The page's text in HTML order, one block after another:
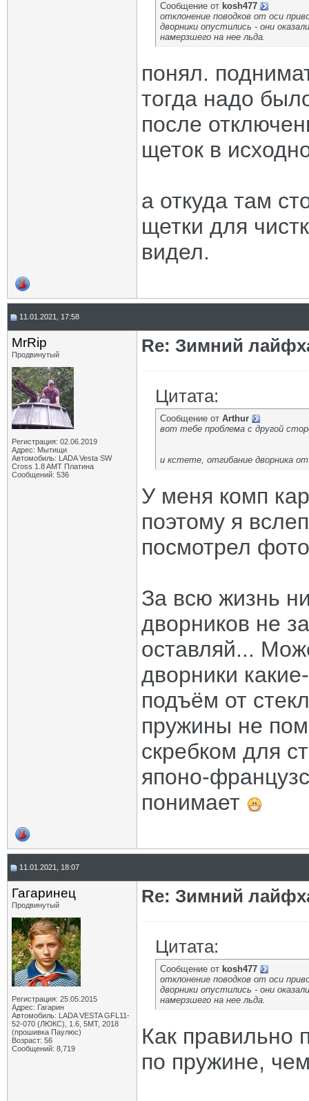
Сообщение от kosh477
отклонение поводков от оси
дворники опустились - они
намерзшего на нее льда.
понял.
тогда надо
после
щеток в
а откуда там
щетки для
видел.
11.01.2021, 17:58
MrRip
Продвинутый
Регистрация: 02.06.2019
Адрес: Мытищи
Автомобиль: LADA Vesta SW
Cross 1.8 AMT Платина
Сообщений: 536
Re: Зимний
Цитата:
Сообщение от Arthur
вот тебе проблема с другой
и кстете, отгибание дворника
У меня комп
поэтому я
посмотрел
За всю жизнь
дворников не
оставляй...
дворники
подъём от
пружины не
скребком для
японо-
понимает
11.01.2021, 18:07
Гагаринец
Продвинутый
Регистрация: 25.05.2015
Адрес: Гагарин
Автомобиль: LADA VESTA GFL11-
52-070 (ЛЮКС), 1.6, 5МТ, 2018
(прошивка Паулюс)
Возраст: 56
Сообщений: 8,719
Re: Зимний
Цитата:
Сообщение от kosh477
отклонение поводков от оси
дворники опустились - они
намерзшего на нее льда.
Как правильно
по пружине,